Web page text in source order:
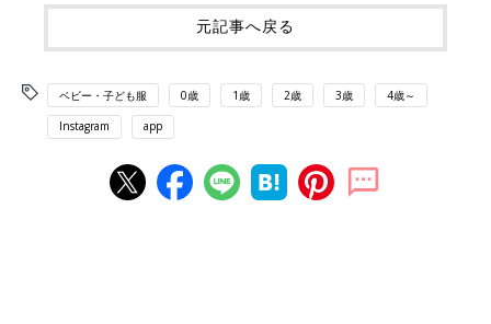
元記事へ戻る
ベビー・子ども服 0歳 1歳 2歳 3歳 4歳～
Instagram app